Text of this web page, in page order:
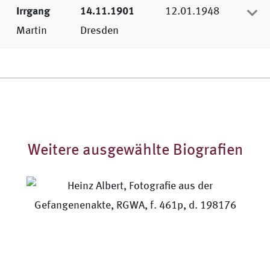
Irrgang
Martin
14.11.1901
Dresden
12.01.1948
Weitere ausgewählte Biografien